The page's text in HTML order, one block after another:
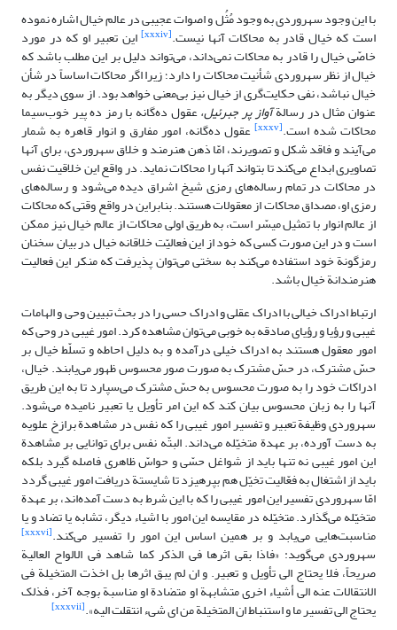
با این وجود سهروردی به وجود مُثُل و اصوات عجیبی در عالم خیال اشاره نموده
است که خیال قادر به محاکات آنها نیست.[xxxiv] این تعبیر او که در مورد
خاصّی خیال را قادر به محاکات نمی‌‏داند، می‌تواند دلیل بر این مطلب باشد که
خیال از نظر سهروردی‏ شأنیت محاکات را دارد؛ زیرا اگر محاکات اساساً در شأن
خیال نباشد، نفی حکایت‌گری از خیال نیز بی‌معنی‏ خواهد بود. از سوی دیگر به
عنوان مثال‏ در رسالةآواز پر جبرئیل،عقول ده‌گانه با رمز ده پیر خوب‏‌سیما
محاکات شده است.[xxxv] عقول ده‌گانه، امور مفارق و انوار قاهره به ‏شمار
می‌‏آیند و فاقد شکل و تصویرند، امّا ذهن‏ هنرمند و خلاق سهروردی، برای آنها
تصاویری ابداع می‌کند تا بتواند آنها را محاکات نماید. در واقع این خلاقیت نفس
در محاکات در تمام رساله‌های رمزی شیخ اشراق دیده می‌شود و رساله‏‌های
رمزی او، مصداق محاکات از معقولات هستند. بنابراین در واقع وقتی که محاکات
از عالم انوار با تمثیل میسّر است، به طریق اولی محاکات از عالم خیال نیز ممکن
است و در این صورت کسی که خود از این فعالیّت خلاقانه خیال در بیان سخنان
رمزگونة خود استفاده می‌کند به سختی می‌توان پذیرفت که منکر این فعالیت
هنرمندانة خیال باشد.
ارتباط ادراک خیالی با ادراک عقلی و ادراک حسی را در بحث تبیین وحی و الهامات
غیبی و رؤیا و رؤیای صادقه به خوبی می‌توان مشاهده کرد. امور غیبی در وحی که
امور معقول هستند به ادراک خیلی درآمده و به دلیل احاطه و تسلّط خیال بر
حسّ مشترک، در حسّ مشترک به صورت صور محسوس ظهور می‌یابند. خیال،
ادراکات خود را به صورت محسوس به حسّ مشترک می‌سپارد تا به این طریق
آنها را به زبان محسوس بیان کند که این امر تأویل یا تعبیر نامیده می‌شود.
سهروردی وظیفة تعبیر و تفسیر امور غیبی را که نفس در مشاهدة برازخ علویه
به دست آورده، بر عهدة متخیّله می‌داند. البتّه نفس برای توانایی بر مشاهدة
این امور غیبی نه تنها باید از شواغل حسّی و حواسّ ظاهری فاصله گیرد بلکه
باید از اشتغال به فعّالیت تخیّل هم بپرهیزد تا شایستة دریافت امور غیبی گردد
امّا سهروردی تفسیر این امور غیبی را که با این شرط به دست آمده‌اند، بر عهدة
متخیّله می‌گذارد. متخیّله در مقایسه این امور با اشیاء دیگر، تشابه یا تضاد و یا
مناسبت‌هایی می‌یابد و بر همین اساس این امور را تفسیر می‌کند.[xxxvi]
سهروردی می‌گوید: «فاذا بقى اثرها فى الذکر کما شاهد فى الالواح العالیة
صریحاً، فلا یحتاج الى تأویل‏ و تعبیر. و ان لم یبق اثرها بل اخذت المتخیلة فى
الانتقالات عنه الى أشیاء اخرى متشابهة او متضادة او مناسبة بوجه آخر، فذلک
یحتاج الى تفسیر ما و استنباط ان المتخیلة من اى شی‏ء انتقلت الیه».[xxxvii]